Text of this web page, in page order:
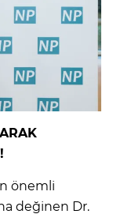
önemli
değinen Dr.